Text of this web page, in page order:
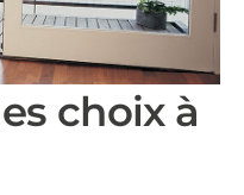
choix à